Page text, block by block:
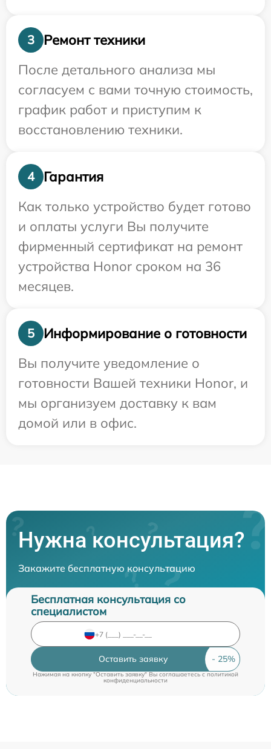
3
Ремонт техники
После детального анализа мы
согласуем с вами точную стоимость,
график работ и приступим к
восстановлению техники.
4
Гарантия
Как только устройство будет готово
и оплаты услуги Вы получите
фирменный сертификат на ремонт
устройства Honor сроком на 36
месяцев.
5
Информирование о готовности
Вы получите уведомление о
готовности Вашей техники Honor, и
мы организуем доставку к вам
домой или в офис.
Нужна консультация?
Закажите бесплатную консультацию
Бесплатная консультация со
специалистом
Оставить заявку
Нажимая на кнопку "Оставить заявку" Вы соглашаетесь c политикой
конфиденциальности